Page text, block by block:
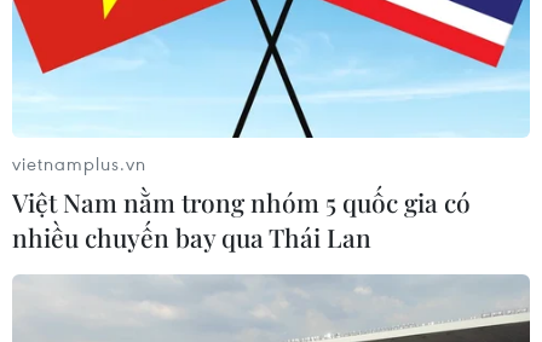
vietnamplus.vn
Việt Nam nằm trong nhóm 5 quốc gia có
nhiều chuyến bay qua Thái Lan